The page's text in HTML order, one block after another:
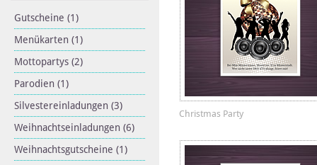
Gutscheine (1)
Menükarten (1)
Mottopartys (2)
Parodien (1)
Silvestereinladungen (3)
Weihnachtseinladungen (6)
Weihnachtsgutscheine (1)
Christmas Party